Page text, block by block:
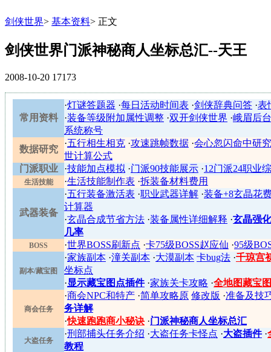
剑侠世界> 基本资料> 正文
剑侠世界门派神秘商人坐标总汇--天王
2008-10-20 17173
常用资料
·灯谜答题器 ·每日活动时间表 ·剑侠辞典问答 ·表
·装备等级附加属性调整 ·双开剑侠世界 ·峨眉后
系统称号
数据研究
·五行相生相克 ·攻速跳帧数据 ·会心忽闪命中研究
世计算公式
门派职业
·技能加点模拟 ·门派90技能展示 ·12门派24职业
生活技能 ·生活技能制作表 ·拆装备材料费用
武器装备
·五行装备激活表 ·职业武器详解 ·装备+8玄晶花
计算器
·玄晶合成节省方法 ·装备属性详细解释 ·玄晶强
几率
BOSS ·世界BOSS刷新点 ·卡75级BOSS赵应仙 ·95级
副本/藏宝图
·家族副本 ·潼关副本 ·大漠副本 卡bug法 ·千琼宫
坐标点
·显示藏宝图点插件·家族关卡攻略 ·全地图藏宝
商会任务
·商会NPC和特产 ·简单攻略原 修改版 ·准备及技
务详解
·快速跑跑商小秘诀 ·门派神秘商人坐标总汇
大盗任务
·刑部捕头任务介绍 ·大盗任务卡怪点 ·大盗插件·
教程